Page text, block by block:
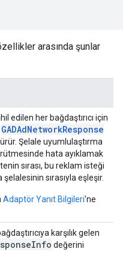
arasında şunlar
edilen her bağdaştırıcı için
GADAdNetworkResponse
Şelale uyumlulaştırma
hata ayıklamak
sırası, bu reklam isteği
sırasıyla eşleşir.
Adaptör Yanıt Bilgileri'ne
karşılık gelen
Info değerini